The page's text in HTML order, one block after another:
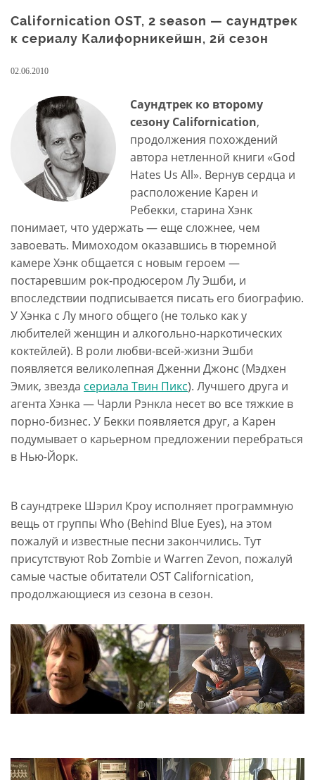
Californication OST, 2 season — саундтрек
к сериалу Калифорникейшн, 2й сезон
02.06.2010
Саундтрек ко второму
сезону Californication,
продолжения похождений
автора нетленной книги «God
Hates Us All». Вернув сердца и
расположение Карен и
Ребекки, старина Хэнк
понимает, что удержать — еще сложнее, чем
завоевать. Мимоходом оказавшись в тюремной
камере Хэнк общается с новым героем —
постаревшим рок-продюсером Лу Эшби, и
впоследствии подписывается писать его биографию.
У Хэнка с Лу много общего (не только как у
любителей женщин и алкогольно-наркотических
коктейлей). В роли любви-всей-жизни Эшби
появляется великолепная Дженни Джонс (Мэдхен
Эмик, звезда сериала Твин Пикс). Лучшего друга и
агента Хэнка — Чарли Рэнкла несет во все тяжкие в
порно-бизнес. У Бекки появляется друг, а Карен
подумывает о карьерном предложении перебраться
в Нью-Йорк.
В саундтреке Шэрил Кроу исполняет программную
вещь от группы Who (Behind Blue Eyes), на этом
пожалуй и известные песни закончились. Тут
присутствуют Rob Zombie и Warren Zevon, пожалуй
самые частые обитатели OST Californication,
продолжающиеся из сезона в сезон.